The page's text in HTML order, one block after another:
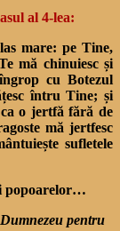
al 4-lea:
mare: pe Tine,
mă chinuiesc și
cu Botezul
întru Tine; și
o jertfă fără de
mă jertfesc
sufletele
popoarelor…
pentru